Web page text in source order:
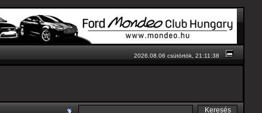
2026.08.06 csütörtök, 21:11:38